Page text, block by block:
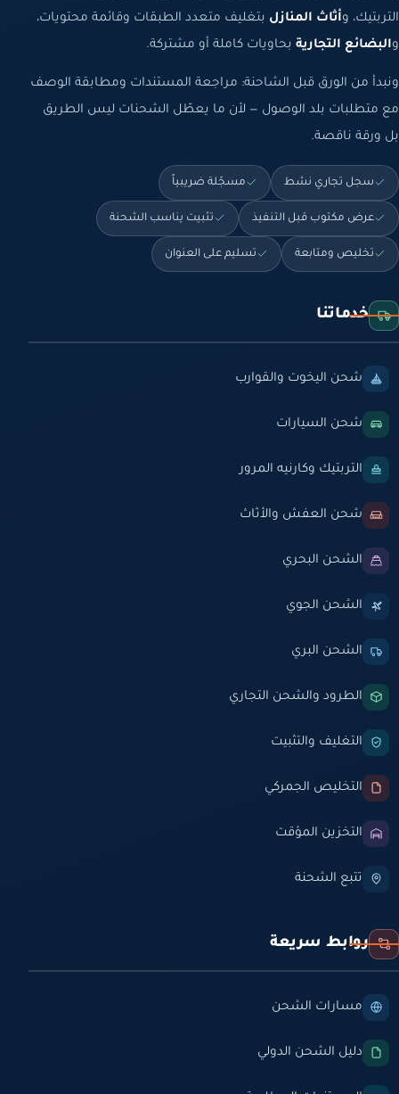
التربتيك، وأثاث المنازل بتغليف متعدد الطبقات وقائمة محتويات،
والبضائع التجارية بحاويات كاملة أو مشتركة.
ونبدأ من الورق قبل الشاحنة: مراجعة المستندات ومطابقة الوصف
مع متطلبات بلد الوصول — لأن ما يعطّل الشحنات ليس الطريق
بل ورقة ناقصة.
سجل تجاري نشط مسجّلة ضريبياً
عرض مكتوب قبل التنفيذ تثبيت يناسب الشحنة
تخليص ومتابعة تسليم على العنوان
خدماتنا
شحن اليخوت والقوارب
شحن السيارات
التربتيك وكارنيه المرور
شحن العفش والأثاث
الشحن البحري
الشحن الجوي
الشحن البري
الطرود والشحن التجاري
التغليف والتثبيت
التخليص الجمركي
التخزين المؤقت
تتبع الشحنة
روابط سريعة
مسارات الشحن
دليل الشحن الدولي